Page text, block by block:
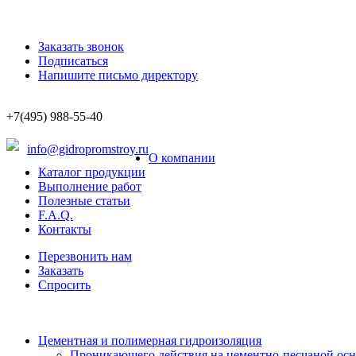
Заказать звонок
Подписаться
Напишите письмо директору
+7(495) 988-55-40
info@gidropromstroy.ru
О компании
Каталог продукции
Выполнение работ
Полезные статьи
F.A.Q.
Контакты
Перезвонить нам
Заказать
Спросить
Цементная и полимерная гидроизоляция